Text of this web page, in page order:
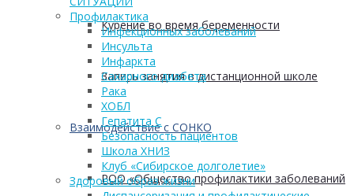
Курение во время беременности
Запись занятия в дистанционной школе
Взаимодействие с СОНКО
РОО «Общество профилактики заболеваний
Профилактика
Инфекционных заболеваний
Инсульта
Инфаркта
Сахарного диабета
Рака
ХОБЛ
Гепатита С
Безопасность пациентов
Школа ХНИЗ
Клуб «Сибирское долголетие»
Здоровый образ жизни